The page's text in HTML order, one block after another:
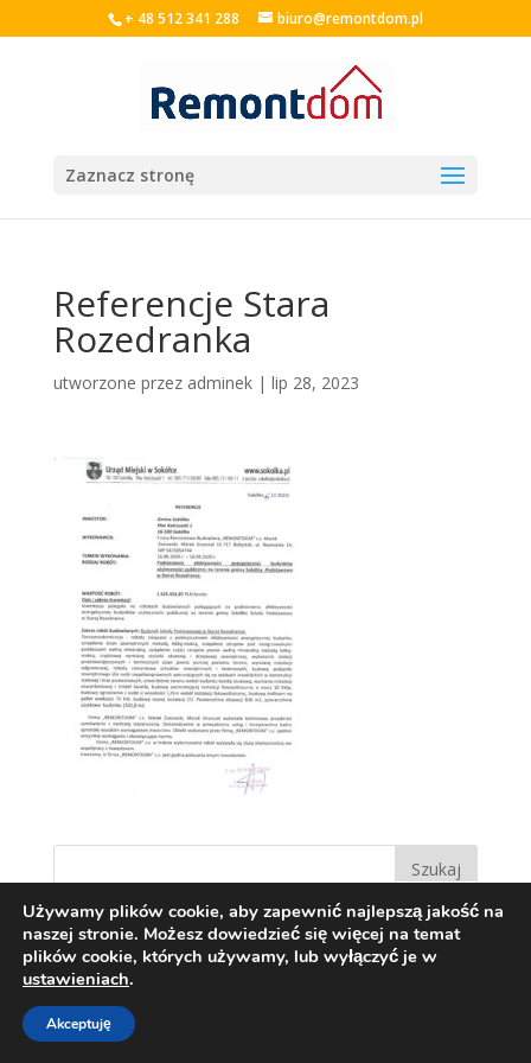
+ 48 512 341 288 biuro@remontdom.pl
Zaznacz stronę
Referencje Stara
Rozedranka
utworzone przez adminek| lip 28, 2023
Używamy plików cookie, aby zapewnić najlepszą jakość na
naszej stronie. Możesz dowiedzieć się więcej na temat
plików cookie, których używamy, lub wyłączyć je w
ustawieniach.
Akceptuję